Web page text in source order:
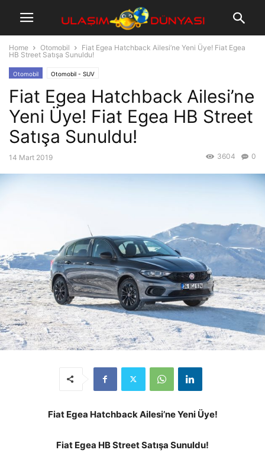
Home Otomobil
Fiat Egea Hatchback Ailesi’ne Yeni Üye! Fiat Egea
HB Street Satışa Sunuldu!
Otomobil Otomobil - SUV
Fiat Egea Hatchback Ailesi’ne
Yeni Üye! Fiat Egea HB Street
Satışa Sunuldu!
14 Mart 2019 0
3604
Fiat Egea Hatchback Ailesi’ne Yeni Üye!
Fiat Egea HB Street Satışa Sunuldu!